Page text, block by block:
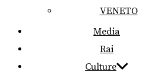
VENETO
Media
Rai
Culture